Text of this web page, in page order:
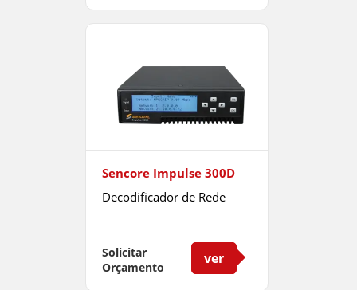
Sencore Impulse 300D
Decodificador de Rede
Solicitar
Orçamento
ver